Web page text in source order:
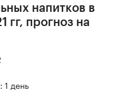
напитков в
гг, прогноз на
1 день